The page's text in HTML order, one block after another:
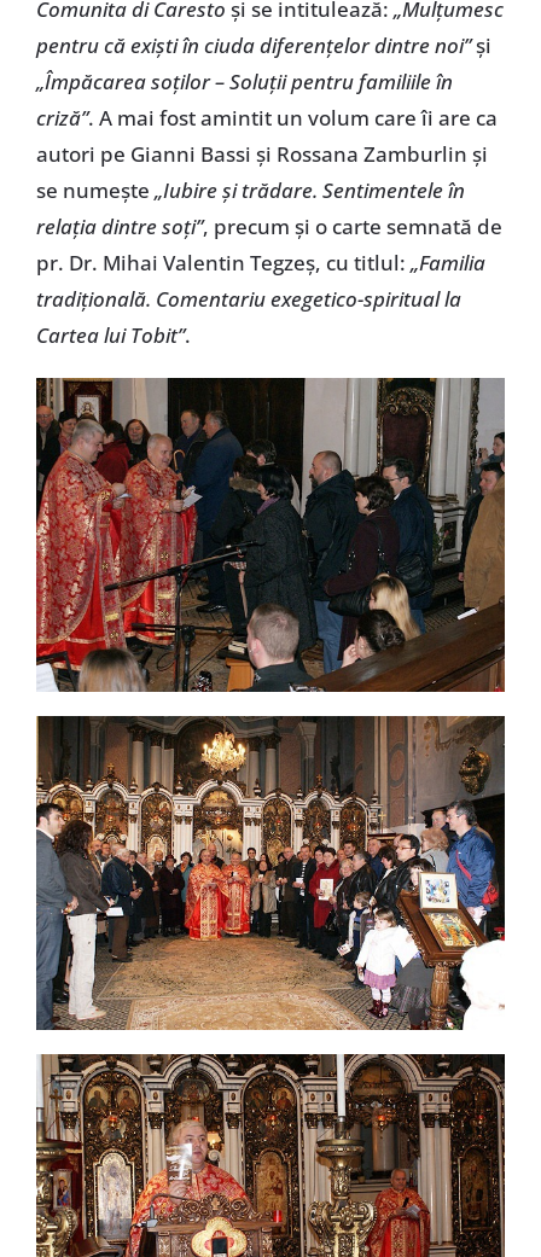
Comunita di Caresto şi se intitulează: „Mulţumesc
pentru că exişti în ciuda diferenţelor dintre noi”şi
„Împăcarea soţilor – Soluţii pentru familiile în
criză”. A mai fost amintit un volum care îi are ca
autori pe Gianni Bassi şi Rossana Zamburlin şi
se numeşte „Iubire şi trădare. Sentimentele în
relaţia dintre soţi”, precum şi o carte semnată de
pr. Dr. Mihai Valentin Tegzeş, cu titlul: „Familia
tradiţională. Comentariu exegetico-spiritual la
Cartea lui Tobit”.